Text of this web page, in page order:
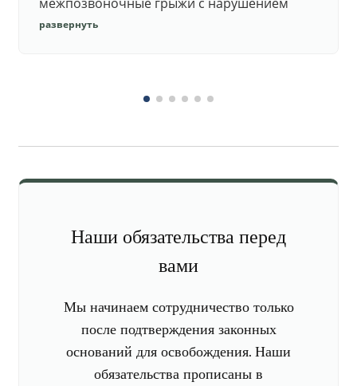
функций. Юристы подготовили документы,
развернуть
Наши обязательства перед
вами
Мы начинаем сотрудничество только
после подтверждения законных
оснований для освобождения. Наши
обязательства прописаны в